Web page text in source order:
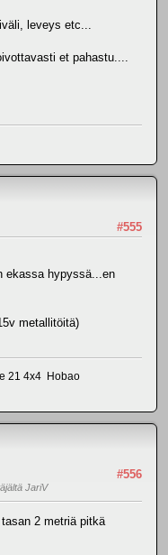
leveys etc...
et pahastu....
#555
ekassa hypyssä...en
metallitöitä)
21 4x4 Hobao
#556
JariV
2 metriä pitkä